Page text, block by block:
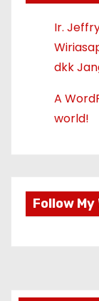
Ir.
dkk
A
world!
Follow